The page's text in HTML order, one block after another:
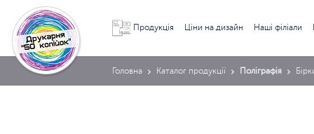
Продукція Ціни на дизайн Наші філіали
Головна Каталог продукції Поліграфія